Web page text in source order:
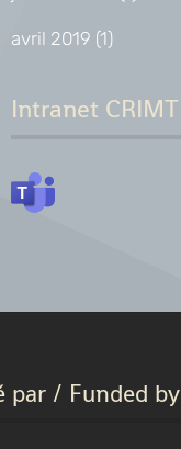
avril 2019 (1)
Intranet CRIMT
par / Funded by